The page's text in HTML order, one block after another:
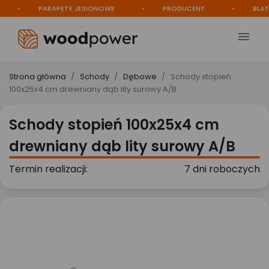
PARAPETY JESIONOWE PRODUCENT BLATY

Strona główna Schody Dębowe
Schody stopień
100x25x4 cm drewniany dąb lity surowy A/B
Schody stopień 100x25x4 cm
drewniany dąb lity surowy A/B
Termin realizacji: 7 dni roboczych